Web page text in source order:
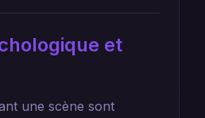
et
une scène sont